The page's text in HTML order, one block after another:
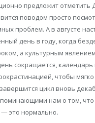
предложит отметить
поводом просто
проблем. А в августе
день в году, когда
а культурным
сокращается,
чтобы мягко
цикл вновь
нам о том,
это нормально.